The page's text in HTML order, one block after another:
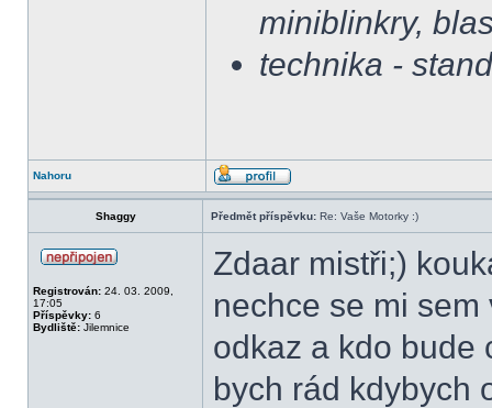
miniblinkry,
technika -
Nahoru
Shaggy Předmět příspěvku: Re: Vaše Motorky :)
Registrován: 24. 03. 2009,
17:05
Příspěvky: 6
Bydliště: Jilemnice
Zdaar mistři;)
nechce se mi
odkaz a kdo bude
bych rád kdybych